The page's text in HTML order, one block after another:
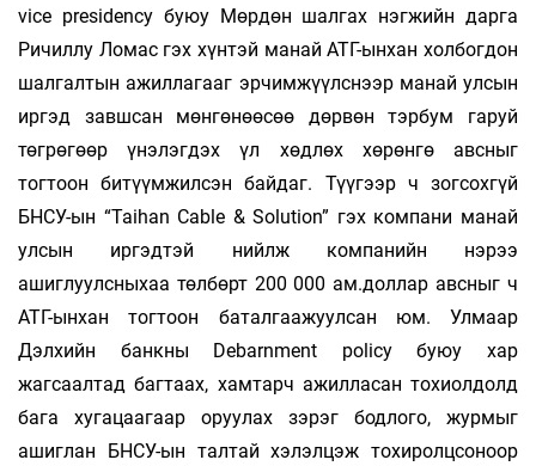
vice presidency буюу Мөрдөн шалгах нэгжийн дарга
Ричиллу Ломас гэх хүнтэй манай АТГ-ынхан холбогдон
шалгалтын ажиллагааг эрчимжүүлснээр манай улсын
иргэд завшсан мөнгөнөөсөө дөрвөн тэрбум гаруй
төгрөгөөр үнэлэгдэх үл хөдлөх хөрөнгө авсныг
тогтоон битүүмжилсэн байдаг. Түүгээр ч зогсохгүй
БНСУ-ын “Taihan Cable & Solution” гэх компани манай
улсын иргэдтэй нийлж компанийн нэрээ
ашиглуулсныхаа төлбөрт 200 000 ам.доллар авсныг ч
АТГ-ынхан тогтоон баталгаажуулсан юм. Улмаар
Дэлхийн банкны Debarnment policy буюу хар
жагсаалтад багтаах, хамтарч ажилласан тохиолдолд
бага хугацаагаар оруулах зэрэг бодлого, журмыг
ашиглан БНСУ-ын талтай хэлэлцэж тохиролцсоноор